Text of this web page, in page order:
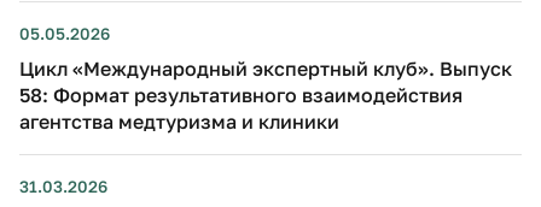
05.05.2026
Цикл «Международный экспертный клуб». Выпуск
58: Формат результативного взаимодействия
агентства медтуризма и клиники
31.03.2026